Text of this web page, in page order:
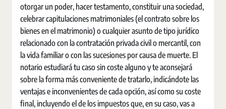
otorgar un poder, hacer testamento, constituir una sociedad,
celebrar capitulaciones matrimoniales (el contrato sobre los
bienes en el matrimonio) o cualquier asunto de tipo jurídico
relacionado con la contratación privada civil o mercantil, con
la vida familiar o con las sucesiones por causa de muerte. El
notario estudiará tu caso sin coste alguno y te aconsejará
sobre la forma más conveniente de tratarlo, indicándote las
ventajas e inconvenientes de cada opción, así como su coste
final, incluyendo el de los impuestos que, en su caso, vas a